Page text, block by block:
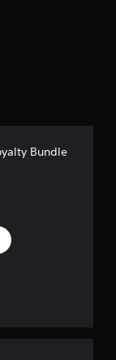
Bundle